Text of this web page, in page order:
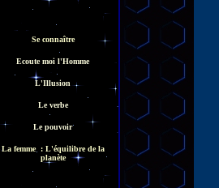
Se connaître
Ecoute moi l'Homme
L'Illusion
Le verbe
Le pouvoir
La femme : L'équilibre de la
planète